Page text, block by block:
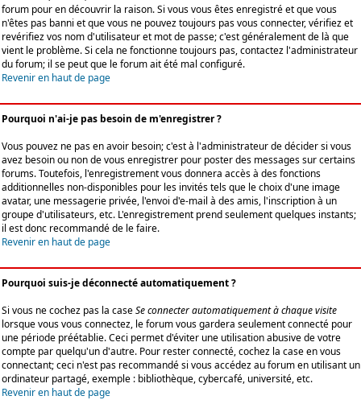
forum pour en découvrir la raison. Si vous vous êtes enregistré et que vous
n'êtes pas banni et que vous ne pouvez toujours pas vous connecter, vérifiez et
revérifiez vos nom d'utilisateur et mot de passe; c'est généralement de là que
vient le problème. Si cela ne fonctionne toujours pas, contactez l'administrateur
du forum; il se peut que le forum ait été mal configuré.
Revenir en haut de page
Pourquoi n'ai-je pas besoin de m'enregistrer ?
Vous pouvez ne pas en avoir besoin; c'est à l'administrateur de décider si vous
avez besoin ou non de vous enregistrer pour poster des messages sur certains
forums. Toutefois, l'enregistrement vous donnera accès à des fonctions
additionnelles non-disponibles pour les invités tels que le choix d'une image
avatar, une messagerie privée, l'envoi d'e-mail à des amis, l'inscription à un
groupe d'utilisateurs, etc. L'enregistrement prend seulement quelques instants;
il est donc recommandé de le faire.
Revenir en haut de page
Pourquoi suis-je déconnecté automatiquement ?
Si vous ne cochez pas la caseSe connecter automatiquement à chaque visite
lorsque vous vous connectez, le forum vous gardera seulement connecté pour
une période préétablie. Ceci permet d'éviter une utilisation abusive de votre
compte par quelqu'un d'autre. Pour rester connecté, cochez la case en vous
connectant; ceci n'est pas recommandé si vous accédez au forum en utilisant un
ordinateur partagé, exemple : bibliothèque, cybercafé, université, etc.
Revenir en haut de page